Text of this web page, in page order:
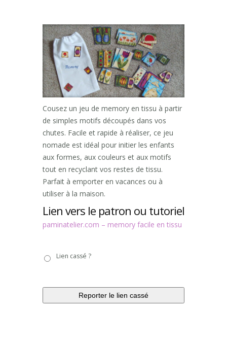
Cousez un jeu de memory en tissu à partir
de simples motifs découpés dans vos
chutes. Facile et rapide à réaliser, ce jeu
nomade est idéal pour initier les enfants
aux formes, aux couleurs et aux motifs
tout en recyclant vos restes de tissu.
Parfait à emporter en vacances ou à
utiliser à la maison.
Lien vers le patron ou tutoriel
paminatelier.com – memory facile en tissu
casséLien cassé ?